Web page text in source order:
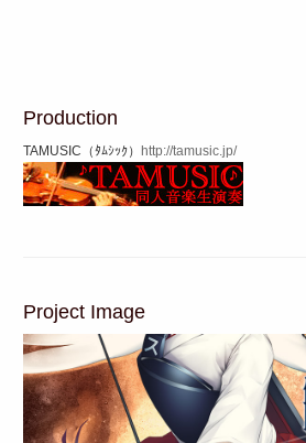
Production
TAMUSIC（ﾀﾑｼｯｸ）http://tamusic.jp/
Project Image